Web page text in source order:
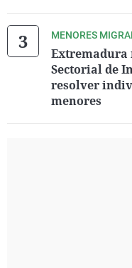
MENORES
Extremadura
Sectorial de
resolver
menores